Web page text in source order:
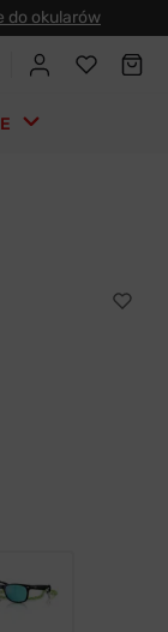
do okularów